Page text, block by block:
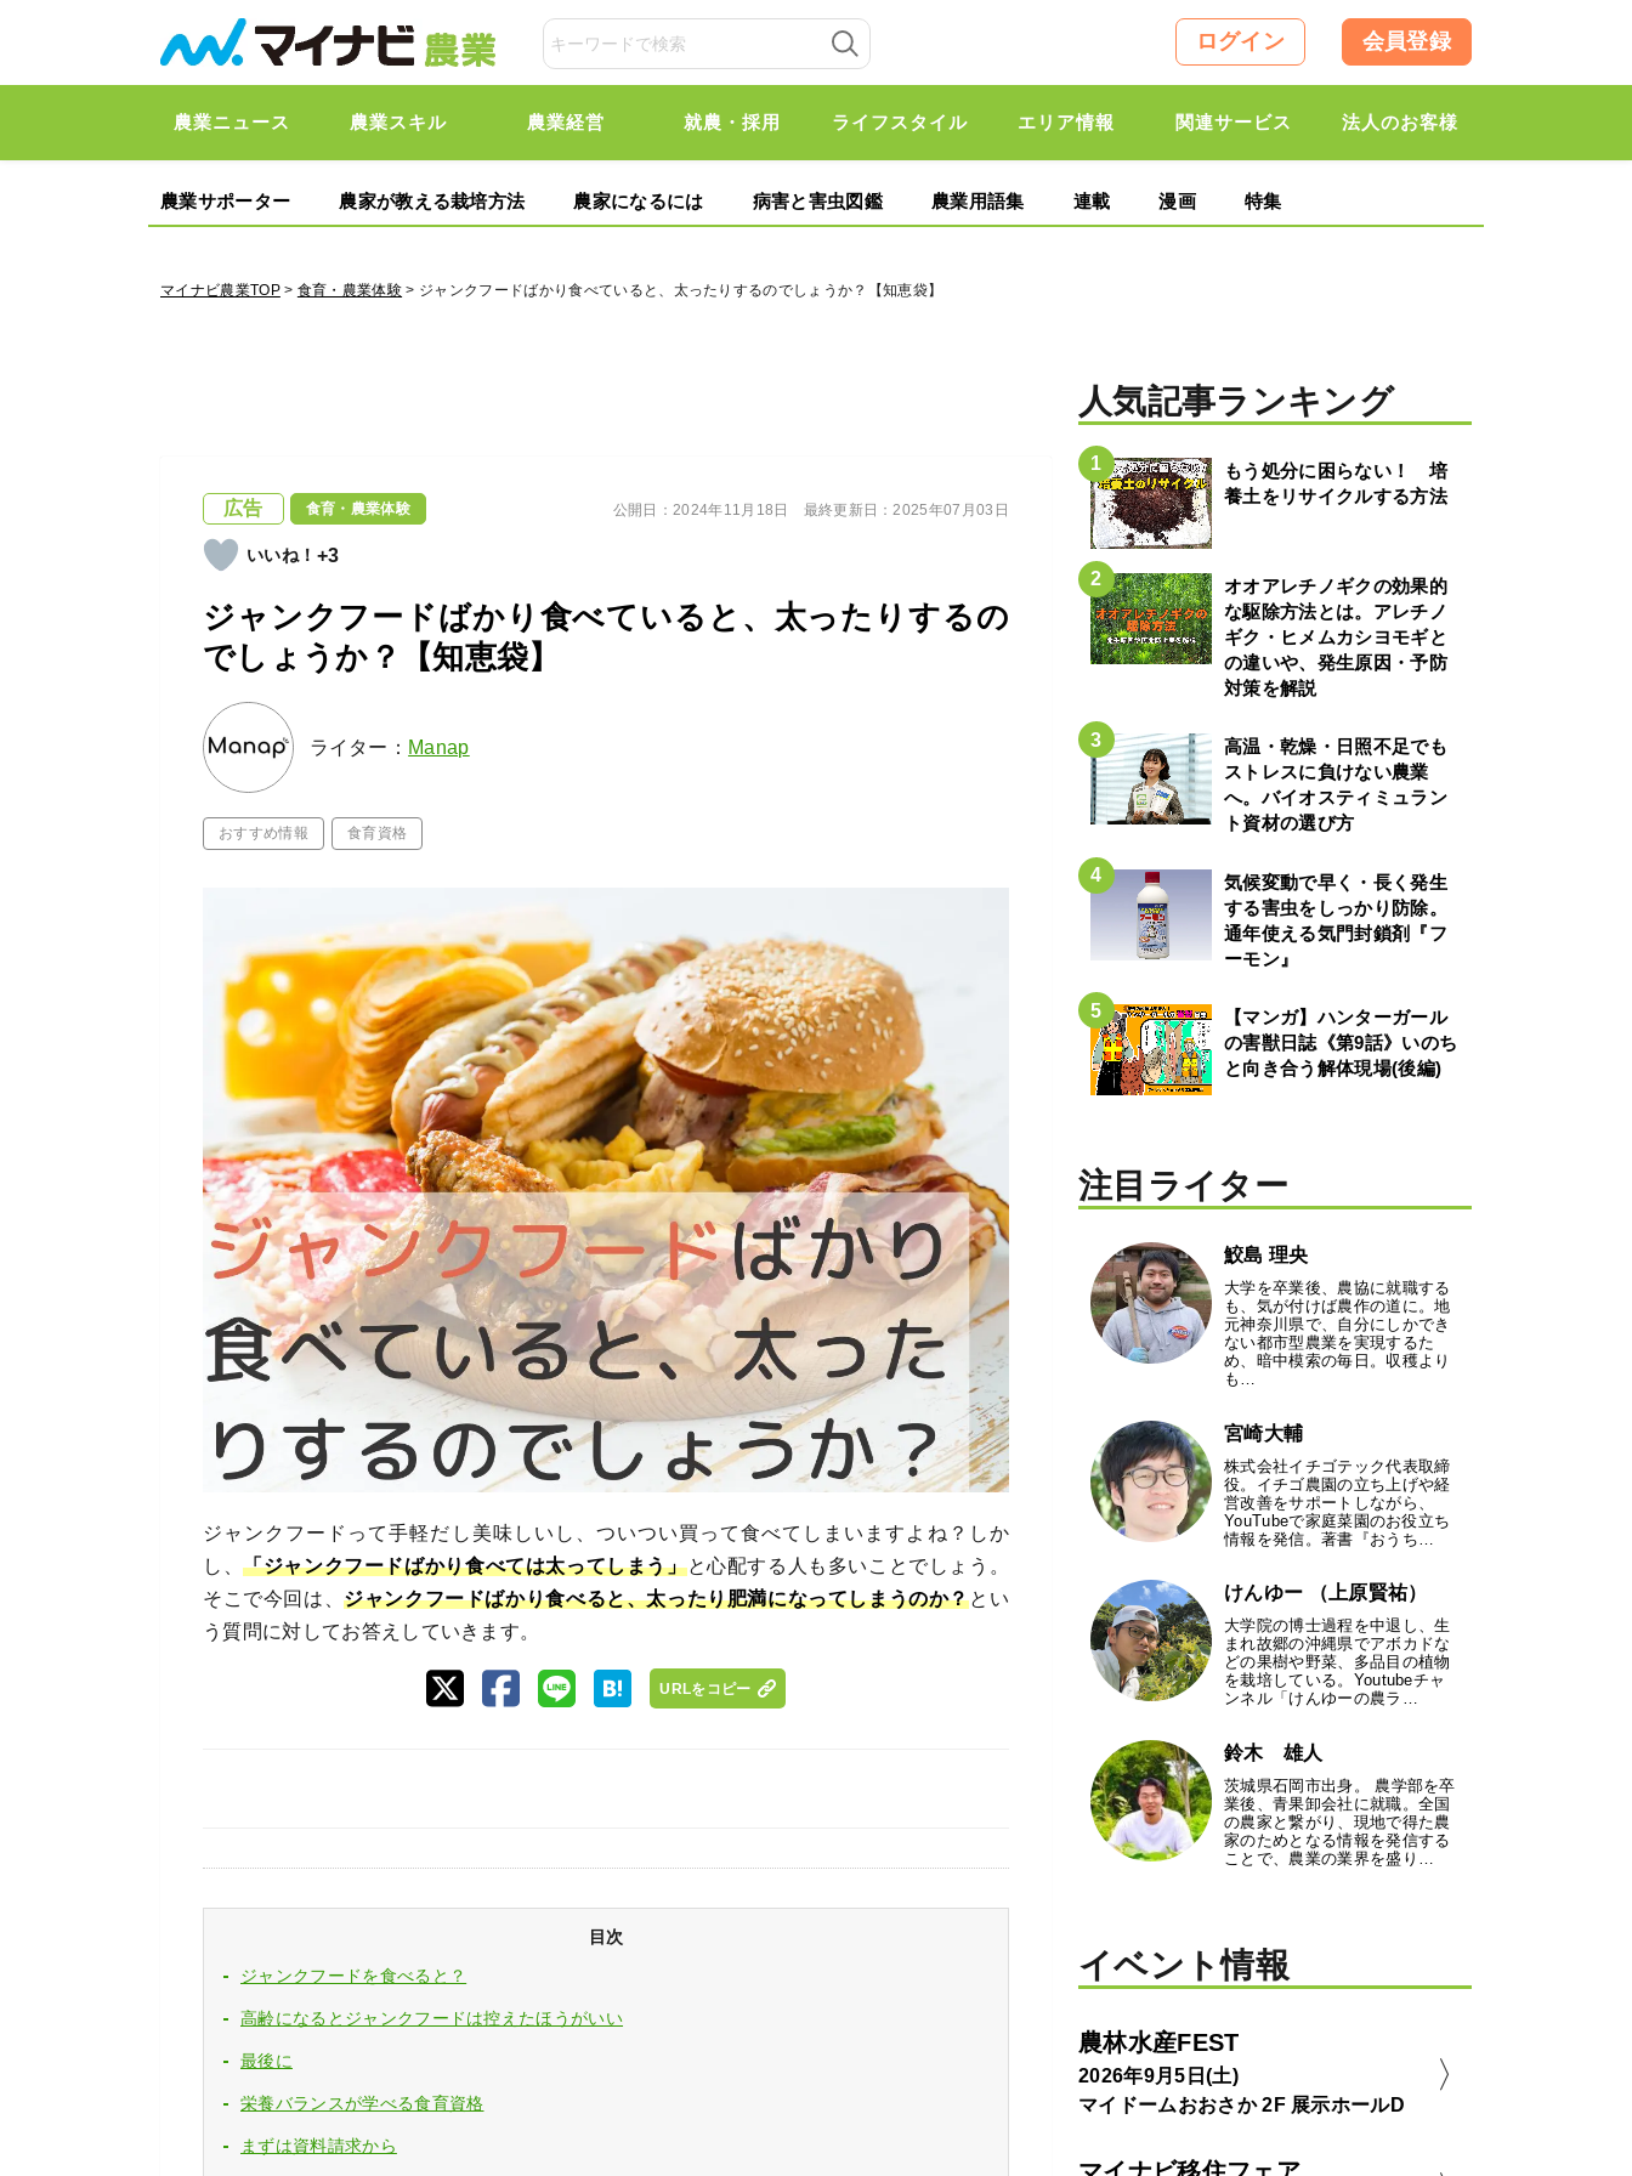
ログイン 会員登録
農業ニュース 農業スキル 農業経営 就農・採用 ライフスタイル エリア情報 関連サービス 法人のお客様
農業サポーター 農家が教える栽培方法 農家になるには 病害と害虫図鑑 農業用語集 連載 漫画 特集
マイナビ農業TOP> 食育・農業体験 > ジャンクフードばかり食べていると、太ったりするのでしょうか？【知恵袋】
広告 食育・農業体験
+3
ジャンクフードばかり食べていると、太ったりするの
でしょうか？【知恵袋】
ライター： Manap
おすすめ情報 食育資格
公開日：2024年11月18日 最終更新日：2025年07月03日
ジャンクフードって手軽だし美味しいし、ついつい買って食べてしまいますよね？しか
し、「ジャンクフードばかり食べては太ってしまう」と心配する人も多いことでしょう。
そこで今回は、ジャンクフードばかり食べると、太ったり肥満になってしまうのか？とい
う質問に対してお答えしていきます。
URLをコピー
目次
ジャンクフードを食べると？
高齢になるとジャンクフードは控えたほうがいい
最後に
栄養バランスが学べる食育資格
まずは資料請求から
人気記事ランキング
もう処分に困らない！ 培
養土をリサイクルする方法
オオアレチノギクの効果的
な駆除方法とは。アレチノ
ギク・ヒメムカシヨモギと
の違いや、発生原因・予防
対策を解説
高温・乾燥・日照不足でも
ストレスに負けない農業
へ。バイオスティミュラン
ト資材の選び方
気候変動で早く・長く発生
する害虫をしっかり防除。
通年使える気門封鎖剤『フ
ーモン』
【マンガ】ハンターガール
の害獣日誌《第9話》いのち
と向き合う解体現場(後編)
注目ライター
鮫島 理央
大学を卒業後、農協に就職する
も、気が付けば農作の道に。地
元神奈川県で、自分にしかでき
ない都市型農業を実現するた
め、暗中模索の毎日。収穫より
も…
宮崎大輔
株式会社イチゴテック代表取締
役。イチゴ農園の立ち上げや経
営改善をサポートしながら、
YouTubeで家庭菜園のお役立ち
情報を発信。著書『おうち…
けんゆー （上原賢祐）
大学院の博士過程を中退し、生
まれ故郷の沖縄県でアボカドな
どの果樹や野菜、多品目の植物
を栽培している。Youtubeチャ
ンネル「けんゆーの農ラ…
鈴木 雄人
茨城県石岡市出身。 農学部を卒
業後、青果卸会社に就職。全国
の農家と繋がり、現地で得た農
家のためとなる情報を発信する
ことで、農業の業界を盛り…
イベント情報
農林水産FEST
2026年9月5日(土)
マイドームおおさか 2F 展示ホールD